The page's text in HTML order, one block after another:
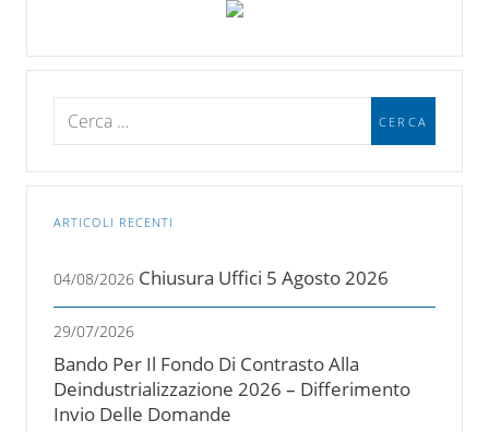
ARTICOLI RECENTI
04/08/2026 Chiusura Uffici 5 Agosto 2026
29/07/2026
Bando Per Il Fondo Di Contrasto Alla
Deindustrializzazione 2026 – Differimento
Invio Delle Domande